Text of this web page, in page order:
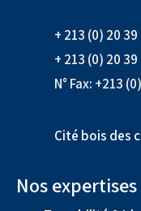
+ 213 (0) 20 39
+ 213 (0) 20 39
N° Fax: +213
Cité bois des
Nos expertises